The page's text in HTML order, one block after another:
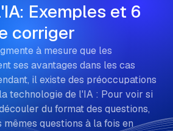
Exemples et 6
corriger
à mesure que les
ses avantages dans les cas
il existe des préoccupations
technologie de l'IA : Pour voir si
du format des questions,
questions à la fois en